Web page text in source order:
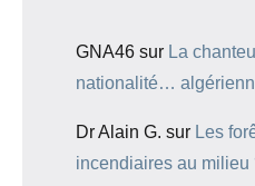
GNA46 sur La
nationalité…
Dr Alain G. sur Les
incendiaires au milieu